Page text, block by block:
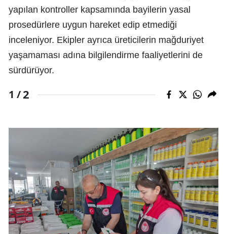
yapılan kontroller kapsamında bayilerin yasal
prosedürlere uygun hareket edip etmediği
inceleniyor. Ekipler ayrıca üreticilerin mağduriyet
yaşamaması adına bilgilendirme faaliyetlerini de
sürdürüyor.
1 /2